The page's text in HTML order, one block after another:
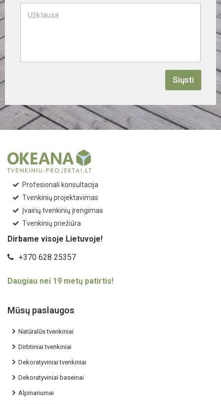
Siųsti
Profesionali konsultacija
Tvenkinių projektavimas
Įvairių tvenkinių įrengimas
Tvenkinių priežiūra
Dirbame visoje Lietuvoje!
+370 628 25357
Daugiau nei 19 metų patirtis!
Mūsų paslaugos
Natūralūs tvenkiniai
Dirbtiniai tvenkiniai
Dekoratyviniai tvenkiniai
Dekoratyviniai baseinai
Alpinariumai